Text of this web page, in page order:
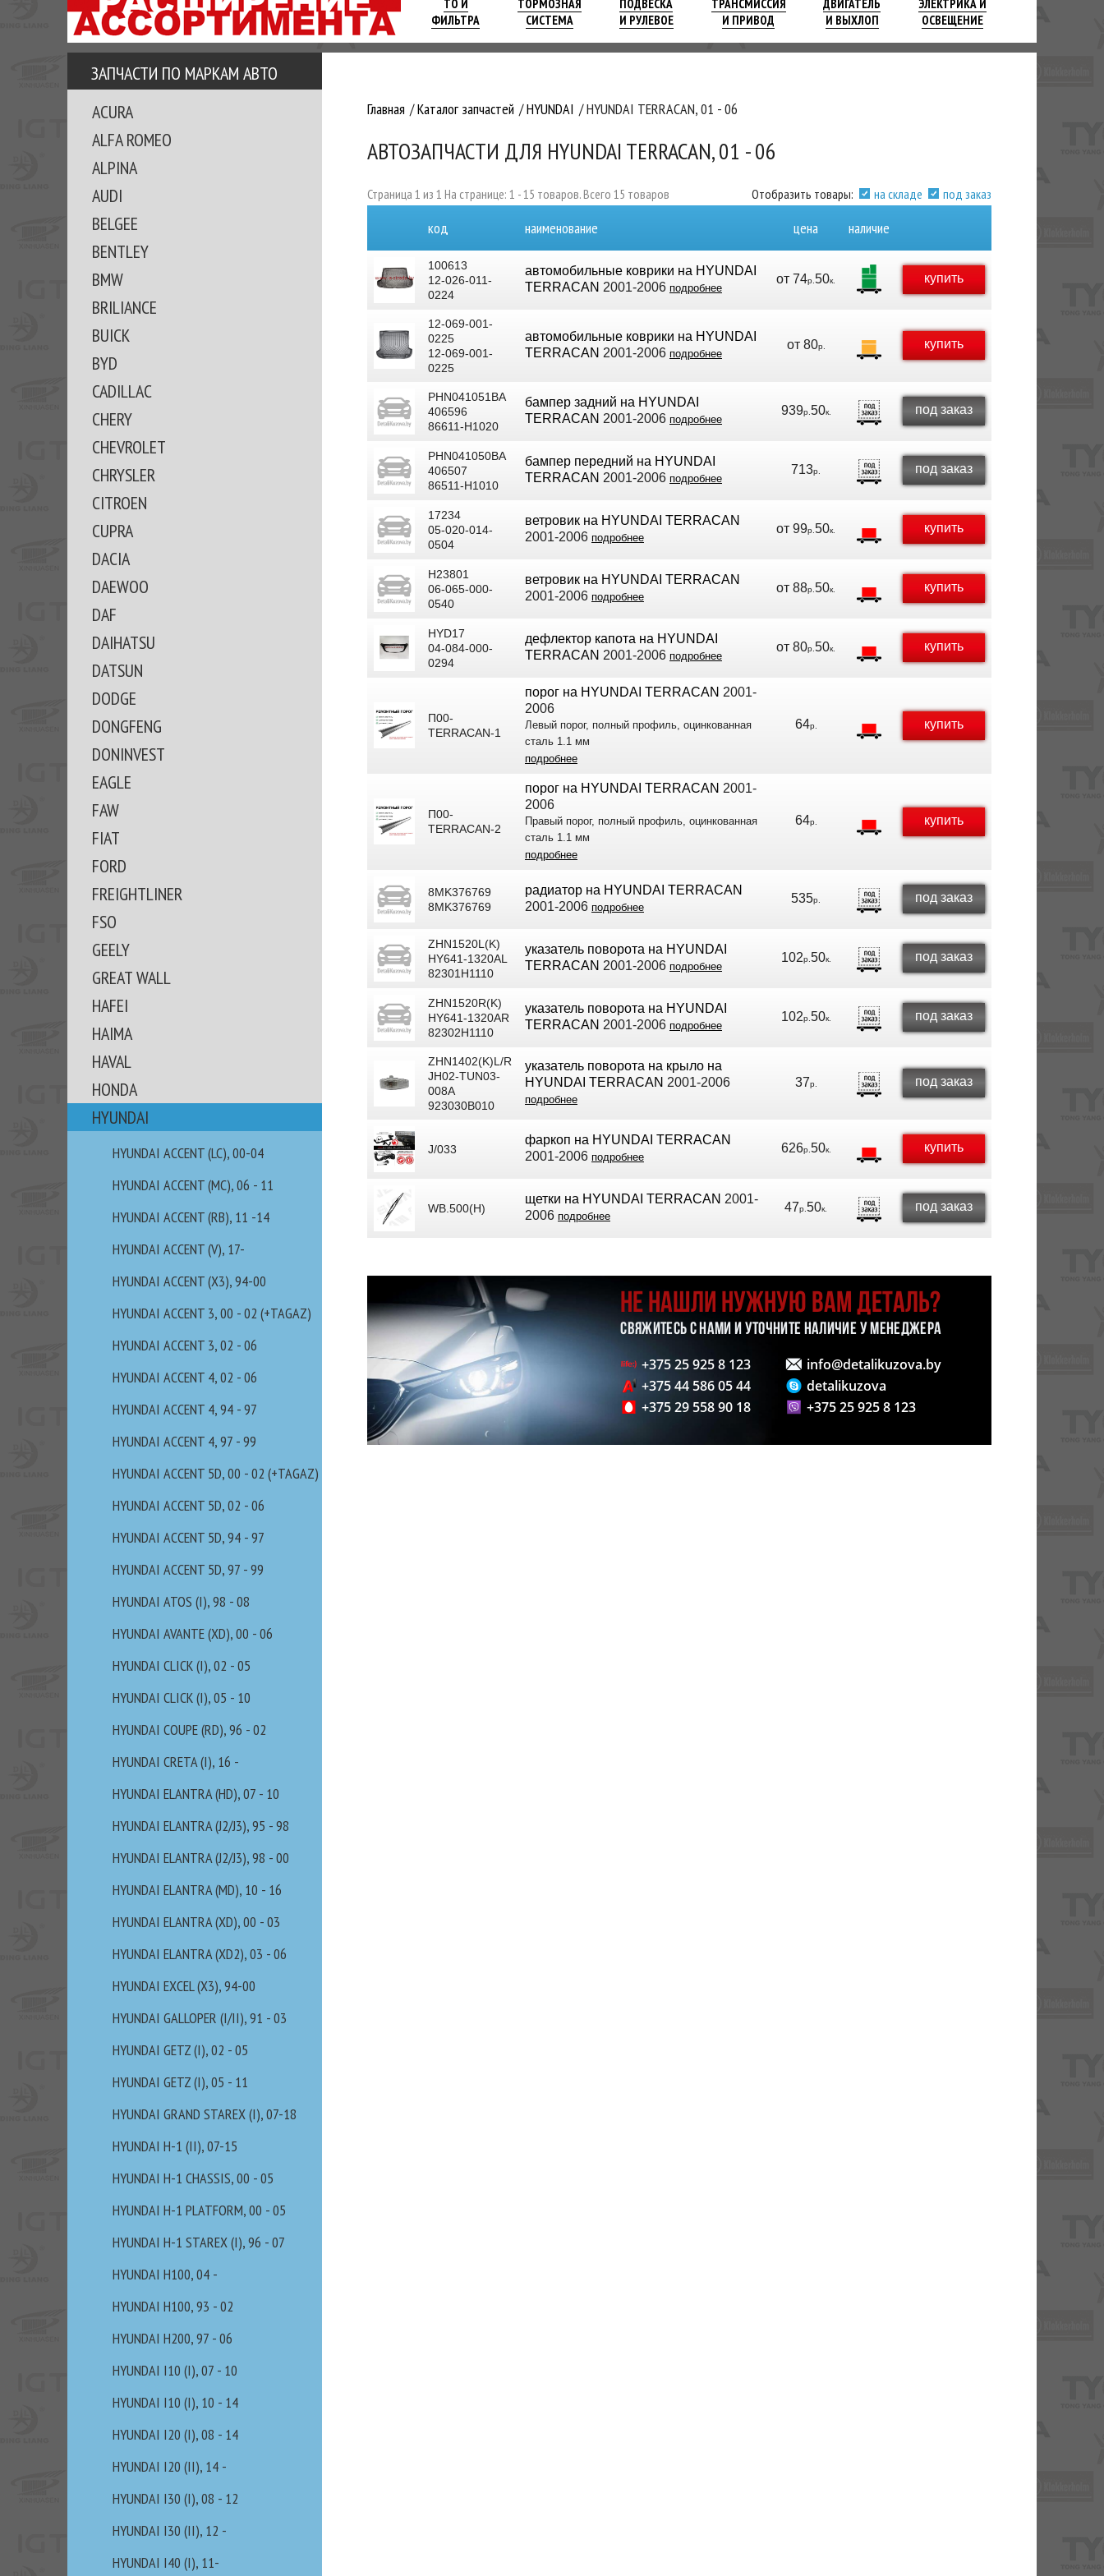
ТО И
ФИЛЬТРА
ТОРМОЗНАЯ
СИСТЕМА
ПОДВЕСКА
И РУЛЕВОЕ
ТРАНСМИССИЯ
И ПРИВОД
ДВИГАТЕЛЬ
И ВЫХЛОП
ЭЛЕКТРИКА И
ОСВЕЩЕНИЕ
ЗАПЧАСТИ ПО МАРКАМ АВТО
ACURA
ALFA ROMEO
ALPINA
AUDI
BELGEE
BENTLEY
BMW
BRILIANCE
BUICK
BYD
CADILLAC
CHERY
CHEVROLET
CHRYSLER
CITROEN
CUPRA
DACIA
DAEWOO
DAF
DAIHATSU
DATSUN
DODGE
DONGFENG
DONINVEST
EAGLE
FAW
FIAT
FORD
FREIGHTLINER
FSO
GEELY
GREAT WALL
HAFEI
HAIMA
HAVAL
HONDA
HYUNDAI
HYUNDAI ACCENT (LC), 00-04
HYUNDAI ACCENT (MC), 06 - 11
HYUNDAI ACCENT (RB), 11 -14
HYUNDAI ACCENT (V), 17-
HYUNDAI ACCENT (X3), 94-00
HYUNDAI ACCENT 3, 00 - 02 (+TAGAZ)
HYUNDAI ACCENT 3, 02 - 06
HYUNDAI ACCENT 4, 02 - 06
HYUNDAI ACCENT 4, 94 - 97
HYUNDAI ACCENT 4, 97 - 99
HYUNDAI ACCENT 5D, 00 - 02 (+TAGAZ)
HYUNDAI ACCENT 5D, 02 - 06
HYUNDAI ACCENT 5D, 94 - 97
HYUNDAI ACCENT 5D, 97 - 99
HYUNDAI ATOS (I), 98 - 08
HYUNDAI AVANTE (XD), 00 - 06
HYUNDAI CLICK (I), 02 - 05
HYUNDAI CLICK (I), 05 - 10
HYUNDAI COUPE (RD), 96 - 02
HYUNDAI CRETA (I), 16 -
HYUNDAI ELANTRA (HD), 07 - 10
HYUNDAI ELANTRA (J2/J3), 95 - 98
HYUNDAI ELANTRA (J2/J3), 98 - 00
HYUNDAI ELANTRA (MD), 10 - 16
HYUNDAI ELANTRA (XD), 00 - 03
HYUNDAI ELANTRA (XD2), 03 - 06
HYUNDAI EXCEL (X3), 94-00
HYUNDAI GALLOPER (I/II), 91 - 03
HYUNDAI GETZ (I), 02 - 05
HYUNDAI GETZ (I), 05 - 11
HYUNDAI GRAND STAREX (I), 07-18
HYUNDAI H-1 (II), 07-15
HYUNDAI H-1 CHASSIS, 00 - 05
HYUNDAI H-1 PLATFORM, 00 - 05
HYUNDAI H-1 STAREX (I), 96 - 07
HYUNDAI H100, 04 -
HYUNDAI H100, 93 - 02
HYUNDAI H200, 97 - 06
HYUNDAI I10 (I), 07 - 10
HYUNDAI I10 (I), 10 - 14
HYUNDAI I20 (I), 08 - 14
HYUNDAI I20 (II), 14 -
HYUNDAI I30 (I), 08 - 12
HYUNDAI I30 (II), 12 -
HYUNDAI I40 (I), 11-
Главная Каталог запчастей HYUNDAI HYUNDAI TERRACAN, 01 - 06
АВТОЗАПЧАСТИ ДЛЯ HYUNDAI TERRACAN, 01 - 06
Страница 1 из 1 На странице: 1 - 15 товаров. Всего 15 товаров Отобразить товары: на складе под заказ
код наименование цена наличие
100613
12-026-011-
0224
автомобильные коврики на HYUNDAI
TERRACAN 2001-2006 подробнее
от 74р. 50к. купить
12-069-001-
0225
12-069-001-
0225
автомобильные коврики на HYUNDAI
TERRACAN 2001-2006 подробнее
от 80р. купить
PHN041051BA
406596
86611-H1020
бампер задний на HYUNDAI
TERRACAN 2001-2006 подробнее
939р. 50к. под заказ
PHN041050BA
406507
86511-H1010
бампер передний на HYUNDAI
TERRACAN 2001-2006 подробнее
713р. под заказ
17234
05-020-014-
0504
ветровик на HYUNDAI TERRACAN
2001-2006 подробнее
от 99р. 50к. купить
H23801
06-065-000-
0540
ветровик на HYUNDAI TERRACAN
2001-2006 подробнее
от 88р. 50к. купить
HYD17
04-084-000-
0294
дефлектор капота на HYUNDAI
TERRACAN 2001-2006 подробнее
от 80р. 50к. купить
П00-
TERRACAN-1
порог на HYUNDAI TERRACAN 2001-
2006
Левый порог, полный профиль, оцинкованная
сталь 1.1 мм
подробнее
64р. купить
П00-
TERRACAN-2
порог на HYUNDAI TERRACAN 2001-
2006
Правый порог, полный профиль, оцинкованная
сталь 1.1 мм
подробнее
64р. купить
8MK376769
8MK376769
радиатор на HYUNDAI TERRACAN
2001-2006 подробнее
535р. под заказ
ZHN1520L(K)
HY641-1320AL
82301H1110
указатель поворота на HYUNDAI
TERRACAN 2001-2006 подробнее
102р. 50к. под заказ
ZHN1520R(K)
HY641-1320AR
82302H1110
указатель поворота на HYUNDAI
TERRACAN 2001-2006 подробнее
102р. 50к. под заказ
ZHN1402(K)L/R
JH02-TUN03-
008A
923030B010
указатель поворота на крыло на
HYUNDAI TERRACAN 2001-2006
подробнее
37р. под заказ
J/033
фаркоп на HYUNDAI TERRACAN
2001-2006 подробнее
626р. 50к. купить
WB.500(H)
щетки на HYUNDAI TERRACAN 2001-
2006 подробнее
47р. 50к. под заказ
НЕ НАШЛИ НУЖНУЮ ВАМ ДЕТАЛЬ?
СВЯЖИТЕСЬ С НАМИ И УТОЧНИТЕ НАЛИЧИЕ У МЕНЕДЖЕРА
+375 25 925 8 123
+375 44 586 05 44
+375 29 558 90 18
info@detalikuzova.by
detalikuzova
+375 25 925 8 123